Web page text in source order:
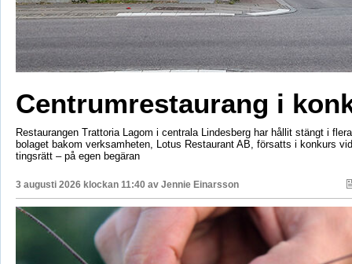
Centrumrestaurang i
Restaurangen Trattoria Lagom i centrala Lindesberg har hållit stängt i
bolaget bakom verksamheten, Lotus Restaurant AB, försatts i konkurs
tingsrätt – på egen begäran
3 augusti 2026 klockan 11:40 av Jennie Einarsson